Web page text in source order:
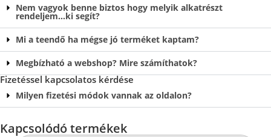
Nem vagyok benne biztos hogy melyik alkatrészt
rendeljem…ki segít?
Mi a teendő ha mégse jó terméket kaptam?
Megbízható a webshop? Mire számíthatok?
Fizetéssel kapcsolatos kérdése
Milyen fizetési módok vannak az oldalon?
Kapcsolódó termékek